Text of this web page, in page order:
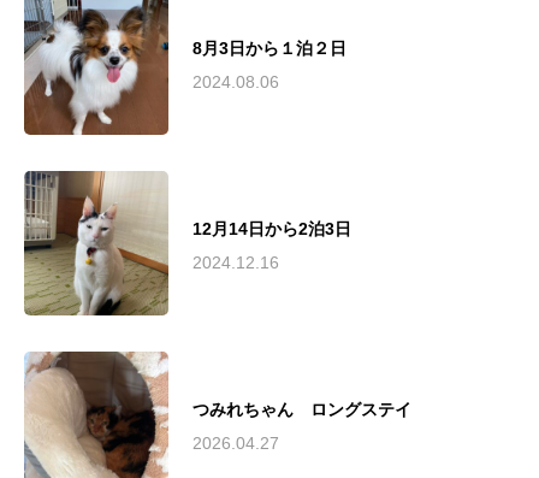
8月3日から１泊２日
2024.08.06
12月14日から2泊3日
2024.12.16
つみれちゃん ロングステイ
2026.04.27